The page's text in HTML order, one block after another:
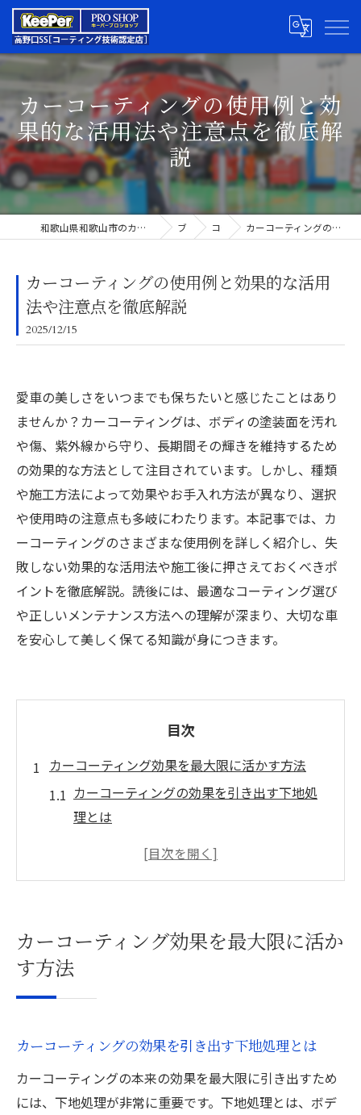
カーコーティングの使用例と効
果的な活用法や注意点を徹底解
説
和歌山県和歌山市のカーコーティングならキーパープロショップ高野口SS ブログ コラム カーコーティングの使用例と効果的な活用法や注意点を徹底解説
カーコーティングの使用例と効果的な活用
法や注意点を徹底解説
2025/12/15
愛車の美しさをいつまでも保ちたいと感じたことはあり
ませんか？カーコーティングは、ボディの塗装面を汚れ
や傷、紫外線から守り、長期間その輝きを維持するため
の効果的な方法として注目されています。しかし、種類
や施工方法によって効果やお手入れ方法が異なり、選択
や使用時の注意点も多岐にわたります。本記事では、カ
ーコーティングのさまざまな使用例を詳しく紹介し、失
敗しない効果的な活用法や施工後に押さえておくべきポ
イントを徹底解説。読後には、最適なコーティング選び
や正しいメンテナンス方法への理解が深まり、大切な車
を安心して美しく保てる知識が身につきます。
目次
カーコーティング効果を最大限に活かす方法
カーコーティングの効果を引き出す下地処
理とは
美しい仕上がりに導くカーコーティングの
カーコーティングで防げる汚れと紫外線の
影響
日常メンテナンスでカーコーティング効果
実際に使われるカーコーティングの特徴とは
カーコーティングの主な種類と特徴を徹底
解説
カーコーティング効果を最大限に活か
す方法
カーコーティングの効果を引き出す下地処理とは
カーコーティングの本来の効果を最大限に引き出すため
には、下地処理が非常に重要です。下地処理とは、ボデ